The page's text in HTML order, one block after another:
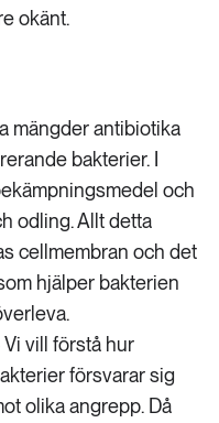
okänt.
mängder antibiotika
bakterier. I
och
odling. Allt detta
cellmembran och det
hjälper bakterien
Vi vill förstå hur
försvarar sig
olika angrepp. Då